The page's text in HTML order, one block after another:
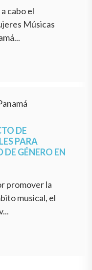
cabo el
Músicas
DE
PARA
GÉNERO EN
promover la
musical, el